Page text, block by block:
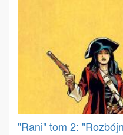
"Rani" tom 2: